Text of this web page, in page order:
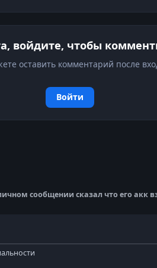
войдите, чтобы
оставить комментарий после
Войти
сообщении сказал что его акк